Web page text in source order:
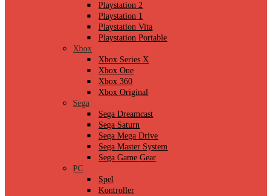
Playstation 2
Playstation 1
Playstation Vita
Playstation Portable
Xbox
Xbox Series X
Xbox One
Xbox 360
Xbox Original
Sega
Sega Dreamcast
Sega Saturn
Sega Mega Drive
Sega Master System
Sega Game Gear
PC
Spel
Kontroller